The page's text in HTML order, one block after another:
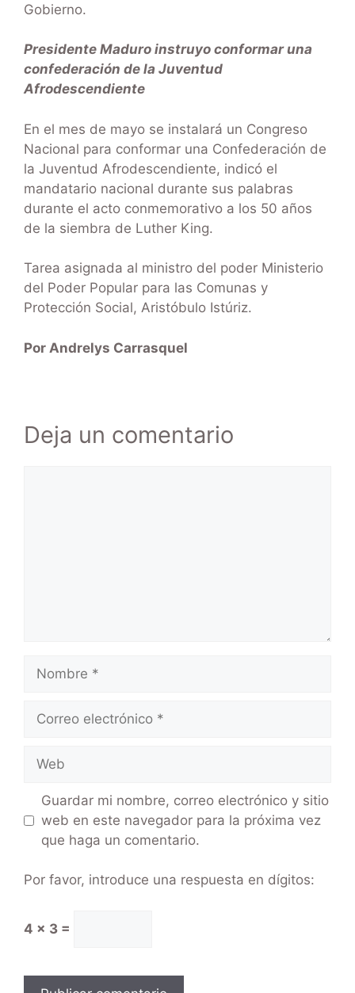
Gobierno.
Presidente Maduro instruyo conformar una
confederación de la Juventud
Afrodescendiente
En el mes de mayo se instalará un Congreso
Nacional para conformar una Confederación de
la Juventud Afrodescendiente, indicó el
mandatario nacional durante sus palabras
durante el acto conmemorativo a los 50 años
de la siembra de Luther King.
Tarea asignada al ministro del poder Ministerio
del Poder Popular para las Comunas y
Protección Social, Aristóbulo Istúriz.
Por Andrelys Carrasquel
Deja un comentario
Guardar mi nombre, correo electrónico y sitio
web en este navegador para la próxima vez
que haga un comentario.
Por favor, introduce una respuesta en dígitos:
4 × 3 =